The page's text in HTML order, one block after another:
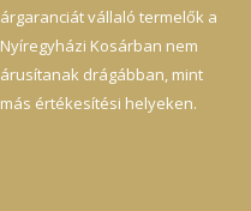
árgaranciát vállaló termelők a
Nyíregyházi Kosárban nem
árusítanak drágábban, mint
más értékesítési helyeken.